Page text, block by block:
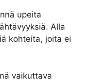
upeita
Alla
kohteita, joita ei
vaikuttava